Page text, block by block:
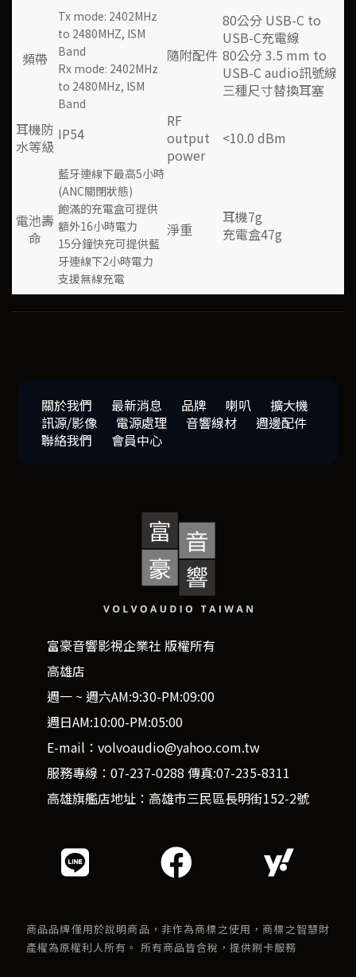
頻帶
Tx mode: 2402MHz
to 2480MHZ, ISM
Band
Rx mode: 2402MHz
to 2480MHz, ISM
Band
隨附配件
80公分 USB-C to
USB-C充電線
80公分 3.5 mm to
USB-C audio訊號線
三種尺寸替換耳塞
耳機防
水等級
IP54
RF
output
power
<10.0 dBm
電池壽
命
藍牙連線下最高5小時
(ANC關閉狀態)
飽滿的充電盒可提供
額外16小時電力
15分鐘快充可提供藍
牙連線下2小時電力
支援無線充電
淨重
耳機7g
充電盒47g
關於我們 最新消息 品牌 喇叭
擴大機
訊源/影像
電源處理 音響線材
週邊配件
聯絡我們
會員中心
富豪音響影視企業社 版權所有
高雄店
週一 ~ 週六AM:9:30-PM:09:00
週日AM:10:00-PM:05:00
E-mail：volvoaudio@yahoo.com.tw
服務專線：07-237-0288 傳真:07-235-8311
高雄旗艦店地址：高雄市三民區長明街152-2號
商品品牌僅用於說明商品，非作為商標之使用，商標之智慧財
產權為原權利人所有。 所有商品皆含稅，提供刷卡服務